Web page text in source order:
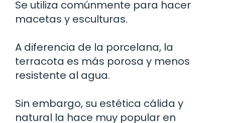
Se utiliza comúnmente para hacer
macetas y esculturas.
A diferencia de la porcelana, la
terracota es más porosa y menos
resistente al agua.
Sin embargo, su estética cálida y
natural la hace muy popular en